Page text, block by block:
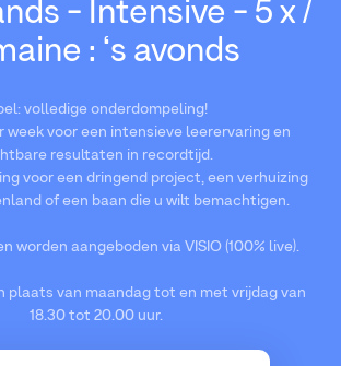
- Intensive - 5 x /
: ‘s avonds
volledige onderdompeling!
week voor een intensieve leerervaring en
resultaten in recordtijd.
voor een dringend project, een verhuizing
of een baan die u wilt bemachtigen.
worden aangeboden via VISIO (100% live).
plaats van maandag tot en met vrijdag van
18.30 tot 20.00 uur.